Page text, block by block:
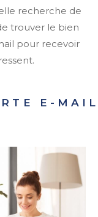
recherche de
trouver le bien
pour recevoir
E-